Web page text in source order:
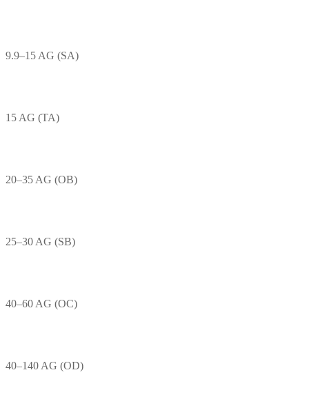
9.9–15 AG (SA)
15 AG (TA)
20–35 AG (OB)
25–30 AG (SB)
40–60 AG (OC)
40–140 AG (OD)